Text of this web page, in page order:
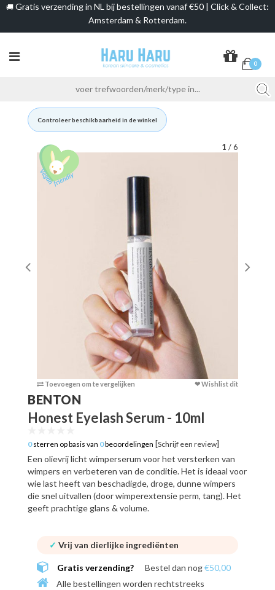
🚚 Gratis verzending in NL bij bestellingen vanaf €50 | Click & Collect:
Amsterdam & Rotterdam.
0
Controleer beschikbaarheid in de winkel
1 / 6
Toevoegen om te vergelijken ❤ Wishlist dit
BENTON
Honest Eyelash Serum - 10ml
0sterren op basis van 0beoordelingen [Schrijf een review]
Een olievrij licht wimperserum voor het versterken van
wimpers en verbeteren van de conditie. Het is ideaal voor
wie last heeft van beschadigde, droge, dunne wimpers
die snel uitvallen (door wimperextensie perm, tang). Het
geeft prachtige glans & volume.
✓ Vrij van dierlijke ingrediënten
Gratis verzending? Bestel dan nog€50,00
Alle bestellingen worden rechtstreeks